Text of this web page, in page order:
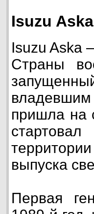
Isuzu
Isuzu Aska
Страны
пришла на
выпуска
Первая